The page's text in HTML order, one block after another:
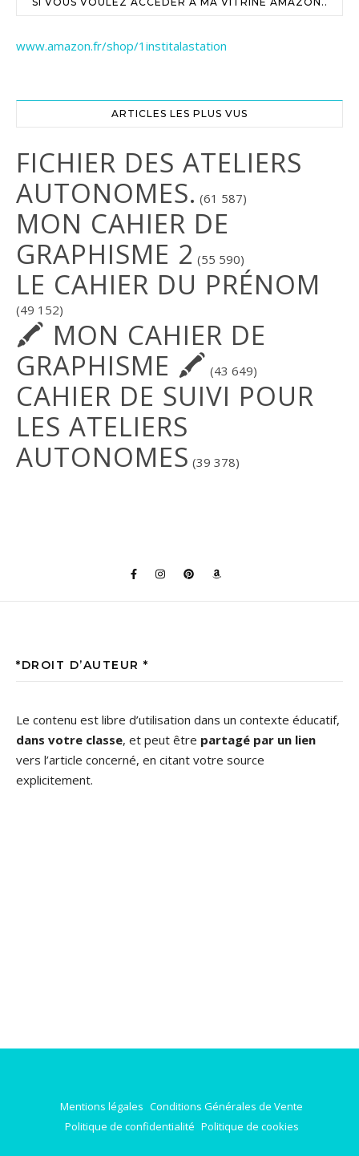
www.amazon.fr/shop/1institalastation
ARTICLES LES PLUS VUS
FICHIER DES ATELIERS
AUTONOMES. (61 587)
MON CAHIER DE
GRAPHISME 2 (55 590)
LE CAHIER DU PRÉNOM
(49 152)
🖍 MON CAHIER DE
GRAPHISME 🖍 (43 649)
CAHIER DE SUIVI POUR
LES ATELIERS
AUTONOMES (39 378)
*DROIT D’AUTEUR *
Le contenu est libre d’utilisation dans un contexte éducatif,
dans votre classe, et peut être partagé par un lien
vers l’article concerné, en citant votre source
explicitement.
Mentions légales Conditions Générales de Vente
Politique de confidentialité Politique de cookies